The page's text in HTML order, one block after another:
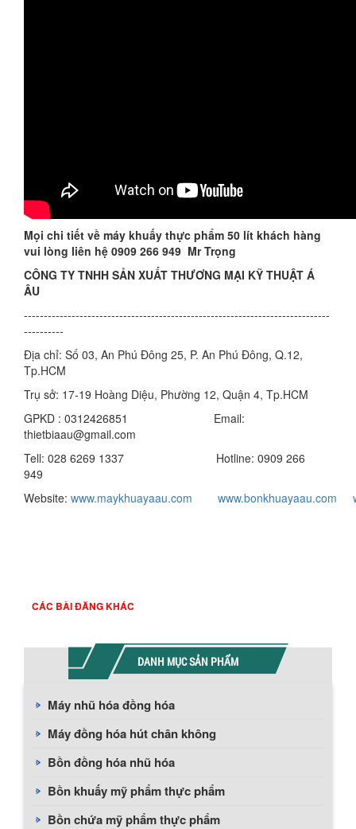
Mọi chi tiết về máy khuấy thực phẩm 50 lít khách hàng
vui lòng liên hệ 0909 266 949 Mr Trọng
CÔNG TY TNHH SẢN XUẤT THƯƠNG MẠI KỸ THUẬT Á
ÂU
-----------------------------------------------------------------------------
----------
Địa chỉ: Số 03, An Phú Đông 25, P. An Phú Đông, Q.12,
Tp.HCM
Trụ sở: 17-19 Hoàng Diệu, Phường 12, Quận 4, Tp.HCM
GPKD : 0312426851 Email:
thietbiaau@gmail.com
Tell: 028 6269 1337 Hotline: 0909 266
949
Website: www.maykhuayaau.com www.bonkhuayaau.com
CÁC BÀI ĐĂNG KHÁC
DANH MỤC SẢN PHẨM
Máy nhũ hóa đồng hóa
Máy đồng hóa hút chân không
Bồn đồng hóa nhũ hóa
Bồn khuấy mỹ phẩm thực phẩm
Bồn chứa mỹ phẩm thực phẩm